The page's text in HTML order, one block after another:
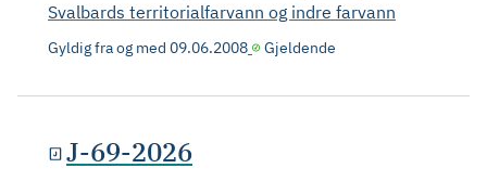
Svalbards territorialfarvann og indre farvann
Gyldig fra og med 09.06.2008 Gjeldende
J-69-2026